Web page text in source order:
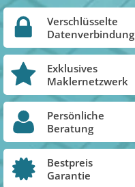
Verschlüsselte
Datenverbindung
Exklusives
Maklernetzwerk
Persönliche
Beratung
Bestpreis
Garantie